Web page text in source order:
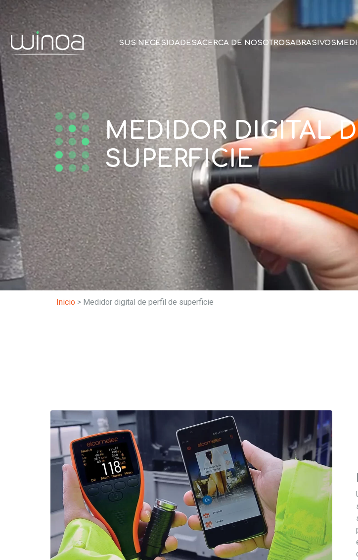
SUS NECESIDADESACERCA DE NOSOTROSABRASIVOS
MEDIDOR DIGITAL
SUPERFICIE
Inicio > Medidor digital de perfil de superficie